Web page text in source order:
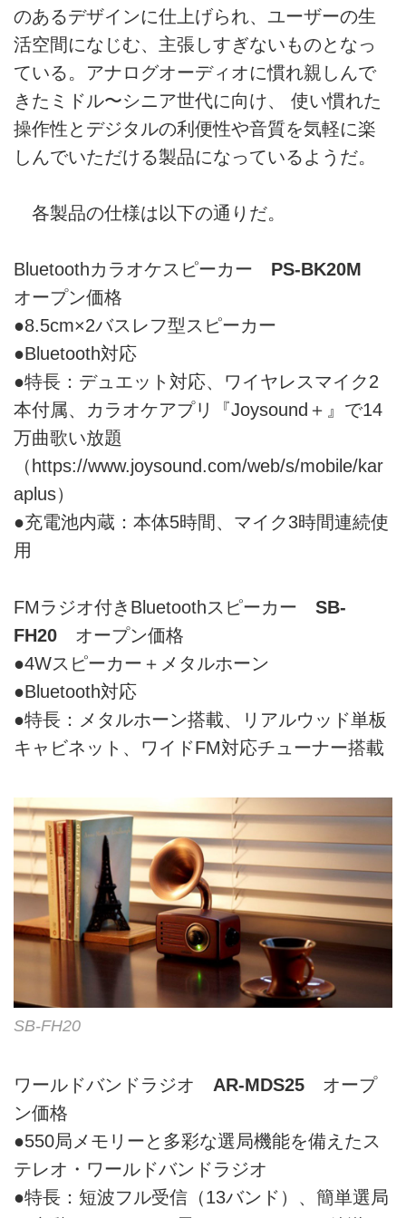
のあるデザインに仕上げられ、ユーザーの生
活空間になじむ、主張しすぎないものとなっ
ている。アナログオーディオに慣れ親しんで
きたミドル〜シニア世代に向け、 使い慣れた
操作性とデジタルの利便性や音質を気軽に楽
しんでいただける製品になっているようだ。
各製品の仕様は以下の通りだ。
Bluetoothカラオケスピーカー PS-BK20M
オープン価格
●8.5cm×2バスレフ型スピーカー
●Bluetooth対応
●特長：デュエット対応、ワイヤレスマイク2
本付属、カラオケアプリ『Joysound＋』で14
万曲歌い放題
（ https://www.joysound.com/web/s/mobile/kar
aplus）
●充電池内蔵：本体5時間、マイク3時間連続使
用
FMラジオ付きBluetoothスピーカー SB-
FH20 オープン価格
●4Wスピーカー＋メタルホーン
●Bluetooth対応
●特長：メタルホーン搭載、リアルウッド単板
キャビネット、ワイドFM対応チューナー搭載
SB-FH20
ワールドバンドラジオ AR-MDS25 オープ
ン価格
●550局メモリーと多彩な選局機能を備えたス
テレオ・ワールドバンドラジオ
●特長：短波フル受信（13バンド）、簡単選局